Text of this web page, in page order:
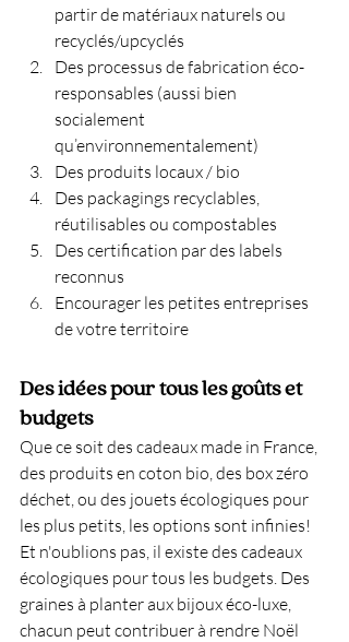
partir de matériaux naturels ou
recyclés/upcyclés
Des processus de fabrication éco-
responsables (aussi bien
socialement
qu’environnementalement)
Des produits locaux / bio
Des packagings recyclables,
réutilisables ou compostables
Des certification par des labels
reconnus
Encourager les petites entreprises
de votre territoire
Des idées pour tous les goûts et
budgets
Que ce soit des cadeaux made in France,
des produits en coton bio, des box zéro
déchet, ou des jouets écologiques pour
les plus petits, les options sont infinies!
Et n'oublions pas, il existe des cadeaux
écologiques pour tous les budgets. Des
graines à planter aux bijoux éco-luxe,
chacun peut contribuer à rendre Noël